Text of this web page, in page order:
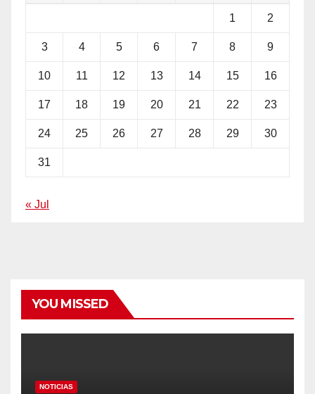
1 2
3 4 5 6 7 8 9
10 11 12 13 14 15 16
17 18 19 20 21 22 23
24 25 26 27 28 29 30
31
« Jul
YOU MISSED
NOTICIAS